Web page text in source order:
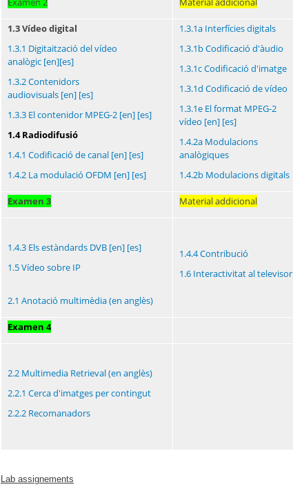
1.3 Vídeo digital
1.3.1 Digitaització del vídeo
analògic [en][es]
1.3.2 Contenidors
audiovisuals [en] [es]
1.3.3 El contenidor MPEG-2 [en] [es]
1.4 Radiodifusió
1.4.1 Codificació de canal [en] [es]
1.4.2 La modulació OFDM [en] [es]
1.3.1a Interfícies digitals
1.3.1b Codificació d'àudio
1.3.1c Codificació d'imatge
1.3.1d Codificació de vídeo
1.3.1e El format MPEG-2
vídeo [en] [es]
1.4.2a Modulacions
analògiques
1.4.2b Modulacions digitals
Examen 3 Material addicional
1.4.3 Els estàndards DVB [en] [es]
1.5 Vídeo sobre IP
2.1 Anotació multimèdia (en anglès)
1.4.4 Contribució
1.6 Interactivitat al televisor
Examen 4
2.2 Multimedia Retrieval (en anglès)
2.2.1 Cerca d'imatges per contingut
2.2.2 Recomanadors
Lab assignements